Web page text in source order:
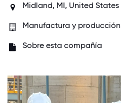
Midland, MI, United States
Manufactura y producción
Sobre esta compañía